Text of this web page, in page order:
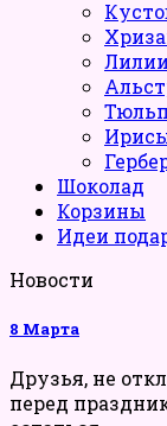
Лилии
Шоколад
Корзины
Идеи
Новости
8 Марта
Друзья, не
перед